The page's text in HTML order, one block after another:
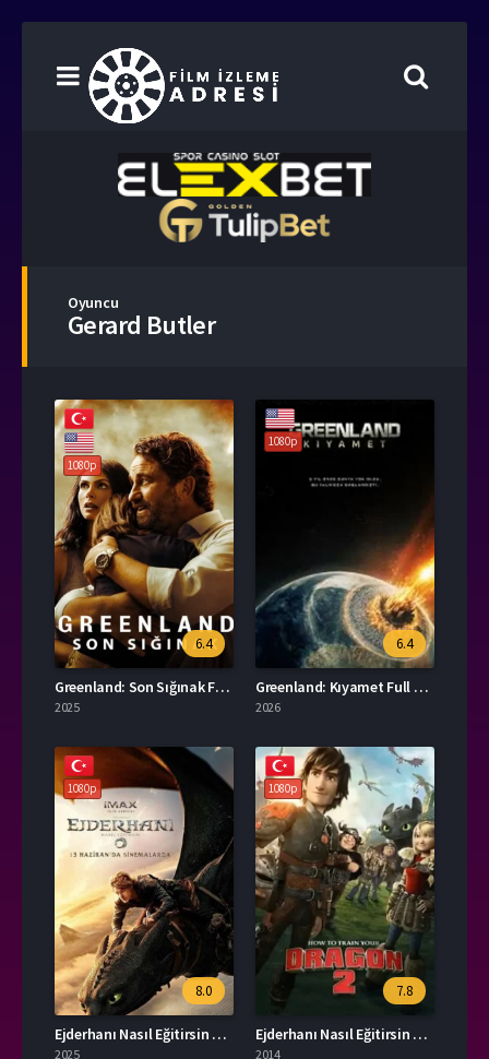
Oyuncu
Gerard Butler
1080p
6.4
Greenland: Son Sığınak Full İzle
2025
1080p
6.4
Greenland: Kıyamet Full HD İzle
2026
1080p
8.0
Ejderhanı Nasıl Eğitirsin 2025 Türkçe Dublaj İzle
2025
1080p
7.8
Ejderhanı Nasıl Eğitirsin 2 Türkçe Dublaj Full İzle
2014